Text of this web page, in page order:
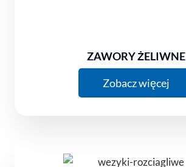
ZAWORY ŻELIWNE
Zobacz więcej